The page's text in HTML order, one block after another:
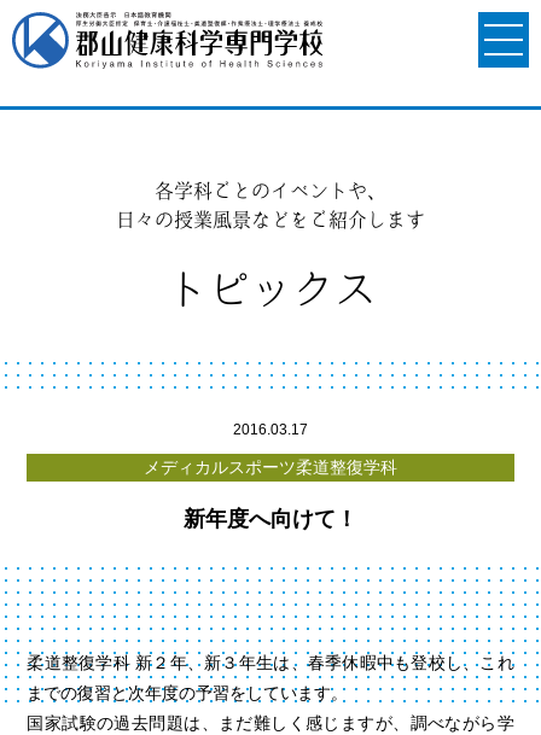
各学科ごとのイベントや、
日々の授業風景などをご紹介します
トピックス
2016.03.17
メディカルスポーツ柔道整復学科
新年度へ向けて！
柔道整復学科 新２年、新３年生は、春季休暇中も登校し、これ
までの復習と次年度の予習をしています。
国家試験の過去問題は、まだ難しく感じますが、調べながら学